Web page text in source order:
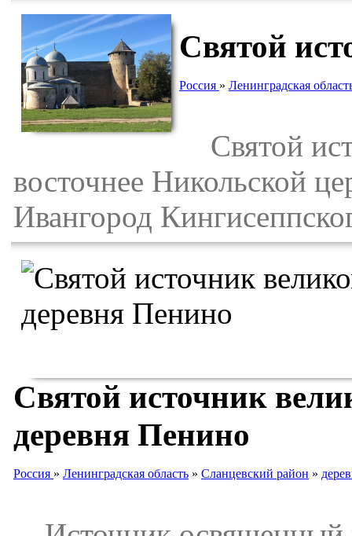
Святой
Россия » Ленинградская
Святой
восточнее Никольской
Ивангород
Святой источник
деревня Пенино
Россия » Ленинградская область » Сланцевский район »